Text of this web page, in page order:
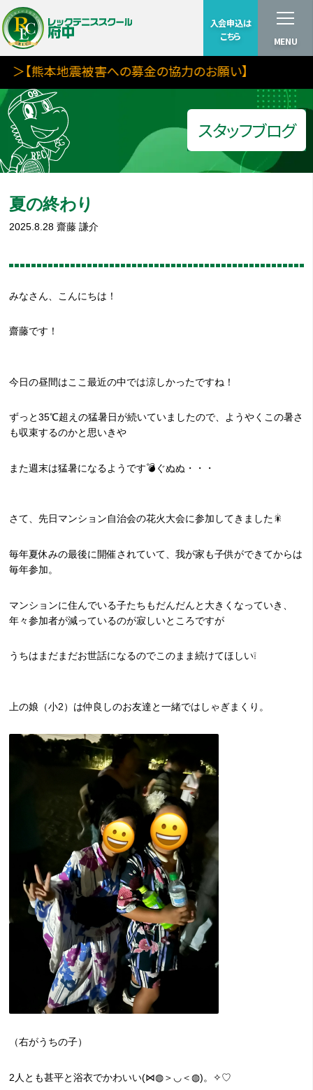
入会申込は
こちら
MENU
熊本地震被害への募金の協力のお願い】
スタッフブログ
夏の終わり
2025.8.28 齋藤 謙介
みなさん、こんにちは！
齋藤です！
今日の昼間はここ最近の中では涼しかったですね！
ずっと35℃超えの猛暑日が続いていましたので、ようやくこの暑さ
も収束するのかと思いきや
また週末は猛暑になるようです💣ぐぬぬ・・・
さて、先日マンション自治会の花火大会に参加してきました🎇
毎年夏休みの最後に開催されていて、我が家も子供ができてからは
毎年参加。
マンションに住んでいる子たちもだんだんと大きくなっていき、
年々参加者が減っているのが寂しいところですが
うちはまだまだお世話になるのでこのまま続けてほしい❕
上の娘（小2）は仲良しのお友達と一緒ではしゃぎまくり。
（右がうちの子）
2人とも甚平と浴衣でかわいい(⋈◍＞◡＜◍)。✧♡